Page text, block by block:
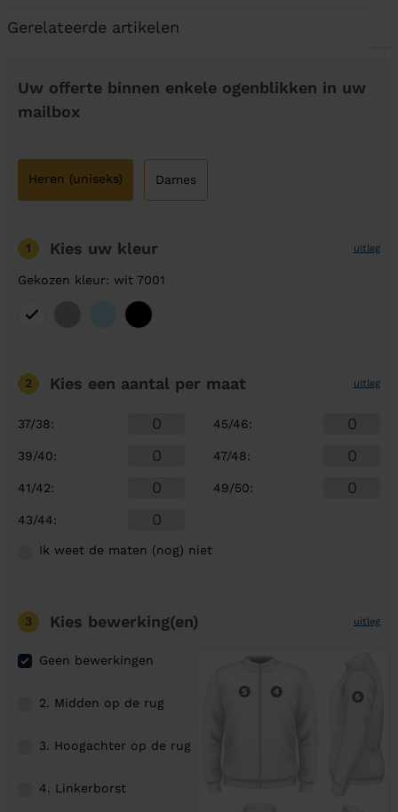
Gerelateerde artikelen
Uw offerte binnen enkele ogenblikken in uw
mailbox
Heren (uniseks) Dames
1 Kies uw kleur uitleg
Gekozen kleur: wit 7001
2 Kies een aantal per maat uitleg
37/38:
39/40:
41/42:
43/44:
45/46:
47/48:
49/50:
Ik weet de maten (nog) niet
3 Kies bewerking(en) uitleg
Geen bewerkingen
2. Midden op de rug
3. Hoogachter op de rug
4. Linkerborst